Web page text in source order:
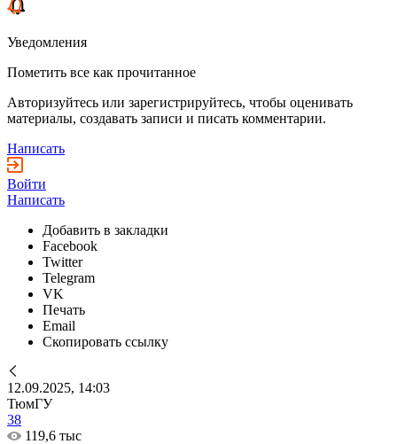
Уведомления
Пометить все как прочитанное
Авторизуйтесь или зарегистрируйтесь, чтобы оценивать
материалы, создавать записи и писать комментарии.
Написать
Войти
Написать
Добавить в закладки
Facebook
Twitter
Telegram
VK
Печать
Email
Скопировать ссылку
12.09.2025, 14:03
ТюмГУ
38
119,6 тыс